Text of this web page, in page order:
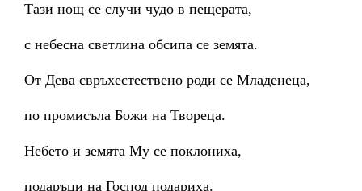
Тази нощ се случи чудо в пещерата,
с небесна светлина обсипа се земята.
От Дева свръхестествено роди се Младенеца,
по промисъла Божи на Твореца.
Небето и земята Му се поклониха,
подаръци на Господ подариха.